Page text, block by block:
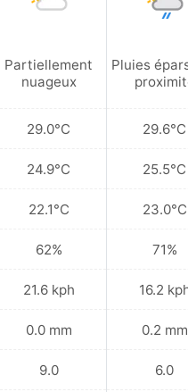
Partiellement
nuageux
29.0°C
24.9°C
22.1°C
62%
21.6 kph
0.0 mm
9.0
Pluies
29.6°C
25.5°C
23.0°C
71%
16.2
0.2 mm
6.0